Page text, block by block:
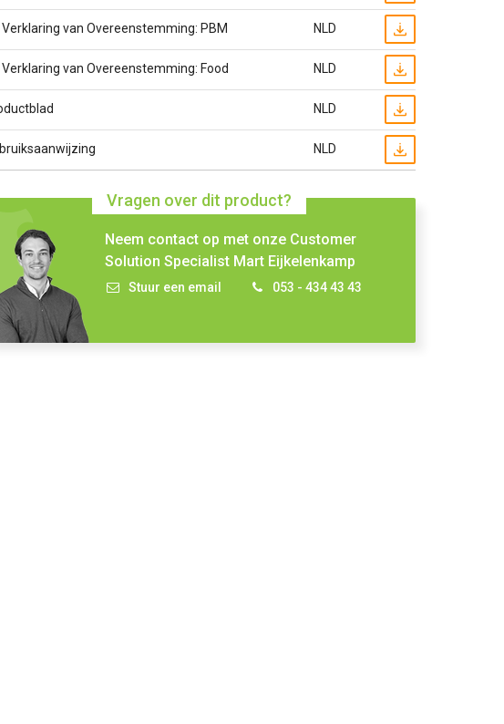
Verklaring van Overeenstemming: PBM NLD
Verklaring van Overeenstemming: Food NLD
NLD
NLD
Vragen over dit product?
Neem contact op met onze Customer
Solution Specialist Mart Eijkelenkamp
Stuur een email 053 - 434 43 43